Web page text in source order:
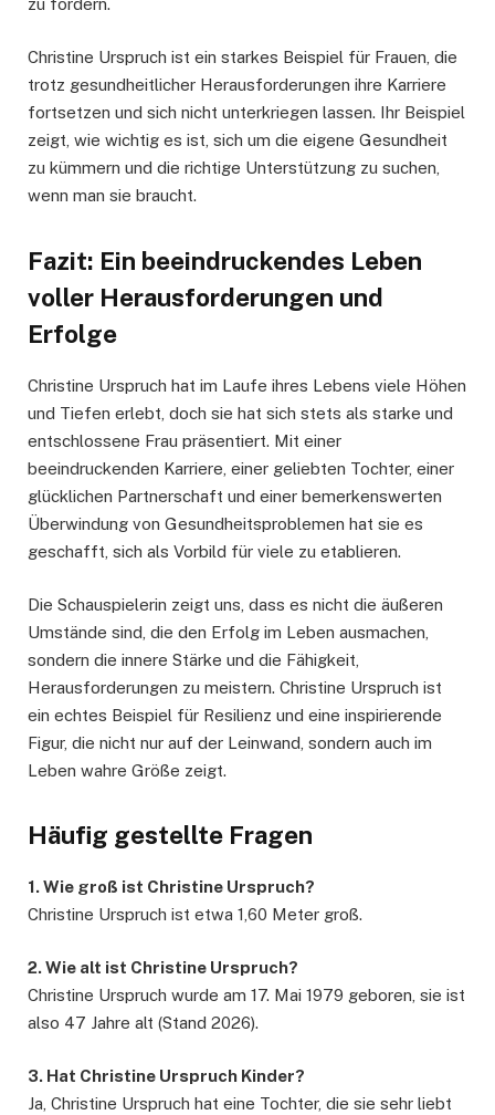
zu fördern.
Christine Urspruch ist ein starkes Beispiel für Frauen, die
trotz gesundheitlicher Herausforderungen ihre Karriere
fortsetzen und sich nicht unterkriegen lassen. Ihr Beispiel
zeigt, wie wichtig es ist, sich um die eigene Gesundheit
zu kümmern und die richtige Unterstützung zu suchen,
wenn man sie braucht.
Fazit: Ein beeindruckendes Leben
voller Herausforderungen und
Erfolge
Christine Urspruch hat im Laufe ihres Lebens viele Höhen
und Tiefen erlebt, doch sie hat sich stets als starke und
entschlossene Frau präsentiert. Mit einer
beeindruckenden Karriere, einer geliebten Tochter, einer
glücklichen Partnerschaft und einer bemerkenswerten
Überwindung von Gesundheitsproblemen hat sie es
geschafft, sich als Vorbild für viele zu etablieren.
Die Schauspielerin zeigt uns, dass es nicht die äußeren
Umstände sind, die den Erfolg im Leben ausmachen,
sondern die innere Stärke und die Fähigkeit,
Herausforderungen zu meistern. Christine Urspruch ist
ein echtes Beispiel für Resilienz und eine inspirierende
Figur, die nicht nur auf der Leinwand, sondern auch im
Leben wahre Größe zeigt.
Häufig gestellte Fragen
1. Wie groß ist Christine Urspruch?
Christine Urspruch ist etwa 1,60 Meter groß.
2. Wie alt ist Christine Urspruch?
Christine Urspruch wurde am 17. Mai 1979 geboren, sie ist
also 47 Jahre alt (Stand 2026).
3. Hat Christine Urspruch Kinder?
Ja, Christine Urspruch hat eine Tochter, die sie sehr liebt